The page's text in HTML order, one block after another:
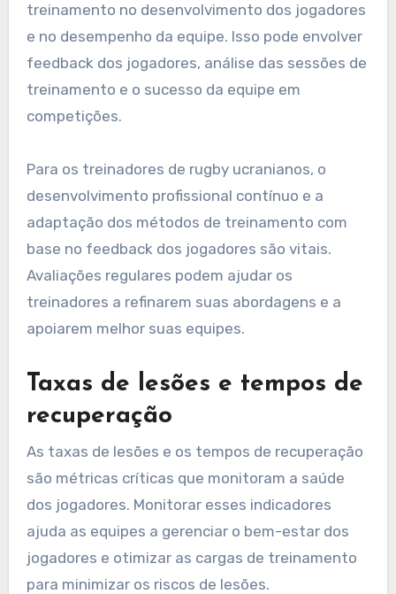
treinamento no desenvolvimento dos jogadores
e no desempenho da equipe. Isso pode envolver
feedback dos jogadores, análise das sessões de
treinamento e o sucesso da equipe em
competições.
Para os treinadores de rugby ucranianos, o
desenvolvimento profissional contínuo e a
adaptação dos métodos de treinamento com
base no feedback dos jogadores são vitais.
Avaliações regulares podem ajudar os
treinadores a refinarem suas abordagens e a
apoiarem melhor suas equipes.
Taxas de lesões e tempos de
recuperação
As taxas de lesões e os tempos de recuperação
são métricas críticas que monitoram a saúde
dos jogadores. Monitorar esses indicadores
ajuda as equipes a gerenciar o bem-estar dos
jogadores e otimizar as cargas de treinamento
para minimizar os riscos de lesões.